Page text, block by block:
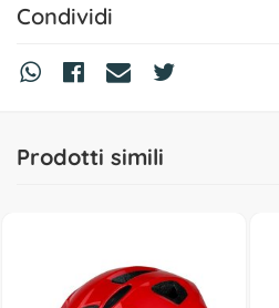
Condividi
Prodotti simili